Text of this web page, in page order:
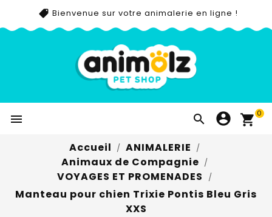
Bienvenue sur votre animalerie en ligne !
  0
Accueil
ANIMALERIE
Animaux de Compagnie
VOYAGES ET PROMENADES
Manteau pour chien Trixie Pontis Bleu Gris
XXS